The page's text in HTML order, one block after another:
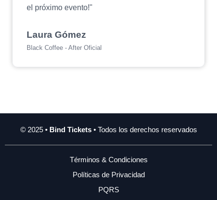
el próximo evento!"
Laura Gómez
Black Coffee - After Oficial
© 2025 • Bind Tickets• Todos los derechos reservados
Términos & Condiciones
Políticas de Privacidad
PQRS